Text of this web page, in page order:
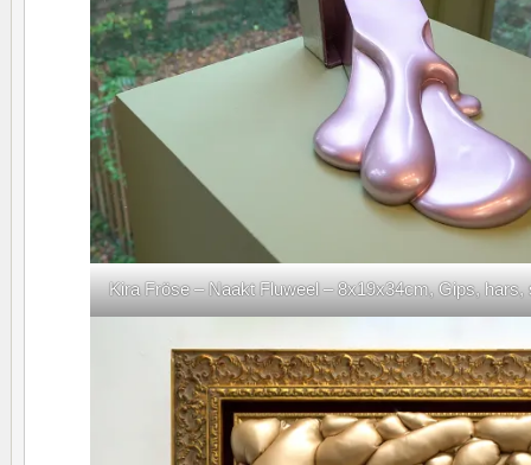
Kira Fröse – Naakt Fluweel – 8x19x34cm, Gips,